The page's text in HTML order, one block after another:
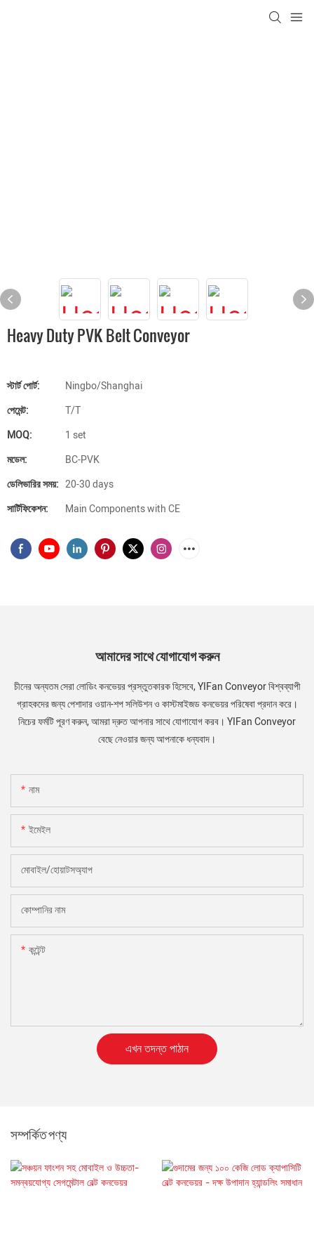
Heavy Duty PVK Belt Conveyor
স্টার্ট পোর্ট:
Ningbo/Shanghai
পেমেন্ট:
T/T
MOQ:
1 set
মডেল:
BC-PVK
ডেলিভারির সময়: 20-30 days
সার্টিফিকেশন:
Main Components with CE
আমাদের সাথে যোগাযোগ করুন
চীনের অন্যতম সেরা লোডিং কনভেয়র প্রস্তুতকারক হিসেবে, YIFan Conveyor বিশ্বব্যাপী
গ্রাহকদের জন্য পেশাদার ওয়ান-শপ সলিউশন ও কাস্টমাইজড কনভেয়র পরিষেবা প্রদান করে।
নিচের ফর্মটি পূরণ করুন, আমরা দ্রুত আপনার সাথে যোগাযোগ করব। YIFan Conveyor
বেছে নেওয়ার জন্য আপনাকে ধন্যবাদ।
নাম
ইমেইল
মোবাইল/হোয়াটসঅ্যাপ
কোম্পানির নাম
কন্টেন্ট
এখন তদন্ত পাঠান
সম্পর্কিত পণ্য